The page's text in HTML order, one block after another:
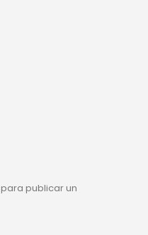
para publicar un